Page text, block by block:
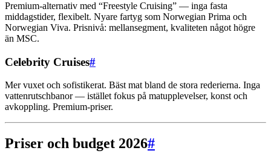
Premium-alternativ med “Freestyle Cruising” — inga fasta
middagstider, flexibelt. Nyare fartyg som Norwegian Prima och
Norwegian Viva. Prisnivå: mellansegment, kvaliteten något högre
än MSC.
Celebrity Cruises#
Mer vuxet och sofistikerat. Bäst mat bland de stora rederierna. Inga
vattenrutschbanor — istället fokus på matupplevelser, konst och
avkoppling. Premium-priser.
Priser och budget 2026#